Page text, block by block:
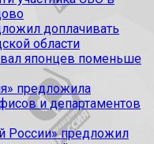
доплачивать
области
японцев поменьше
предложила
и департаментов
России» предложил